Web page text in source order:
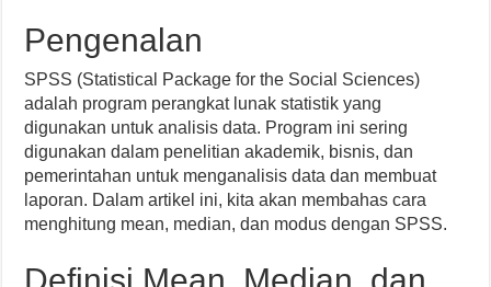
Pengenalan
SPSS (Statistical Package for the Social Sciences)
adalah program perangkat lunak statistik yang
digunakan untuk analisis data. Program ini sering
digunakan dalam penelitian akademik, bisnis, dan
pemerintahan untuk menganalisis data dan membuat
laporan. Dalam artikel ini, kita akan membahas cara
menghitung mean, median, dan modus dengan SPSS.